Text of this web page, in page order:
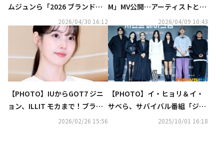
ムジュンら「2026 ブランド顧
客忠誠度大賞」授賞式に出席
2026/04/30 16:12
M」MV公開…アーティストとし
て新たな姿を披露2026/04/09 10:43
【PHOTO】IUからGOT7 ジニ
ョン、ILLIT モカまで！ブラン
ド「ESTEE LAUDER」のイベン
2026/02/26 15:56
【PHOTO】イ・ヒョリ＆イ・
サベら、サバイバル番組「ジャ
ストメイクアップ」制作発表会
2025/10/01 16:18